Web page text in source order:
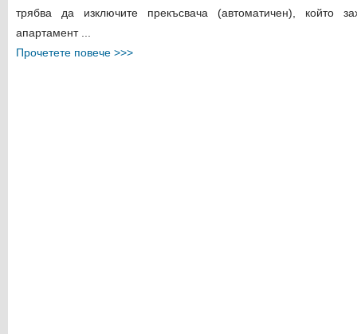
трябва да изключите прекъсвача (автоматичен), който
апартамент ...
Прочетете повече >>>